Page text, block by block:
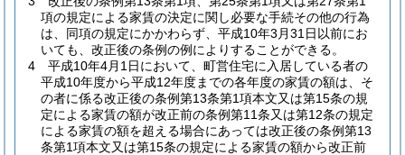
項の規定による家賃の決定に関し必要な手続その他の行為
は、同項の規定にかかわらず、平成10年3月31日以前にお
いても、改正後の条例の例によりすることができる。
4
平成10年4月1日において、町営住宅に入居している者の
平成10年度から平成12年度までの各年度の家賃の額は、そ
の者に係る改正後の条例第13条第1項本文又は第15条の規
定による家賃の額が改正前の条例第11条又は第12条の規定
による家賃の額を超える場合にあっては改正後の条例第13
条第1項本文又は第15条の規定による家賃の額から改正前